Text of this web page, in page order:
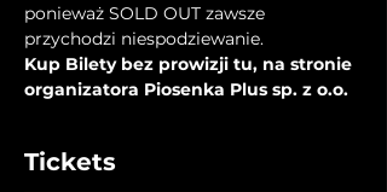
ponieważ SOLD OUT zawsze
przychodzi niespodziewanie.
Kup Bilety bez prowizji tu, na stronie
organizatora Piosenka Plus sp. z o.o.
Tickets